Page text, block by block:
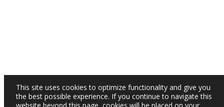
This site uses cookies to optimize functionality and give you
the best possible experience. If you continue to navigate this